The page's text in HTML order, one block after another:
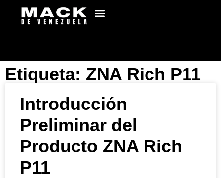
Etiqueta: ZNA Rich P11
Introducción
Preliminar del
Producto ZNA Rich
P11